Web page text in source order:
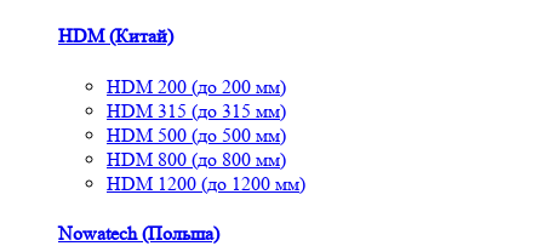
HDM (Китай)
HDM 200 (до 200 мм)
HDM 315 (до 315 мм)
HDM 500 (до 500 мм)
HDM 800 (до 800 мм)
HDM 1200 (до 1200 мм)
Nowatech (Польша)